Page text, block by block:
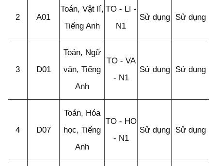
2 A01
Toán, Vật lí,
Tiếng Anh
TO - LI -
N1
Sử dụng Sử dụng
3 D01
Toán, Ngữ
văn, Tiếng
Anh
TO - VA
- N1
Sử dụng Sử dụng
4 D07
Toán, Hóa
học, Tiếng
Anh
TO - HO
- N1
Sử dụng Sử dụng